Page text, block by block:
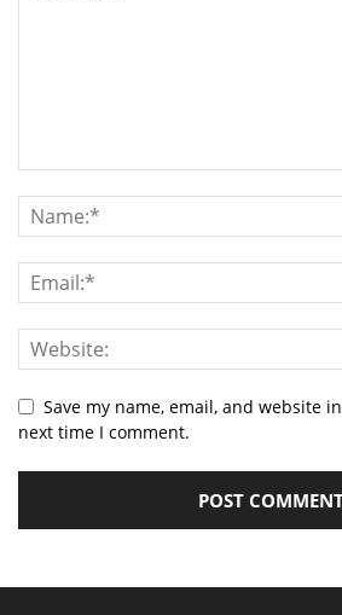
Save my name, email, and website
next time I comment.